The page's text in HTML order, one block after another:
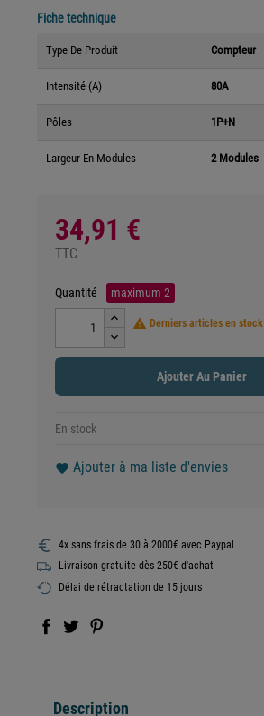
Fiche technique
Type De Produit Compteur
Intensité (A) 80A
Pôles 1P+N
Largeur En Modules 2 Modules
34,91 €
TTC
Quantité maximum 2
 Derniers articles en stock
Ajouter Au Panier
En stock
favorite Ajouter à ma liste d'envies
4x sans frais de 30 à 2000€ avec Paypal
Livraison gratuite dès 250€ d'achat
Délai de rétractation de 15 jours
Description